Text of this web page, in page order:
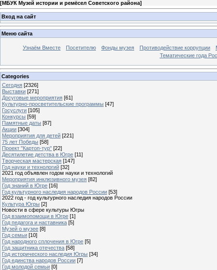
[МБУК Музей истории и ремёсел Советского района]
Вход на сайт
Меню сайта
Узнаём Вместе Посетителю Фонды музея Противодействие коррупции
Тематические года
Categories
Сегодня [2326]
Выставки [271]
Досуговые мероприятия [61]
Культурно-просветительские программы [47]
Госуслуги [105]
Конкурсы [59]
Памятные даты [87]
Акции [304]
Мероприятия для детей [221]
75 лет Победы [58]
Проект "Картоп-тур" [22]
Десятилетие детства в Югре [11]
Творческая мастерская [147]
Год науки и технологий [32]
2021 год объявлен годом науки и технологий
Мероприятия инклюзивного музея [82]
Год знаний в Югре [16]
Год культурного наследия народов России [53]
2022 год - год культурного наследия народов России
Культура Югры [2]
Новости в сфере культуры Югры
Год взаимопомощи в Югре [1]
Год педагога и наставника [5]
Музей о музее [8]
Год семьи [10]
Год народного сплочения в Югре [5]
Год защитника отечества [58]
Год исторического наследия Югры [34]
Год единства народов России [7]
Год молодой семьи [0]